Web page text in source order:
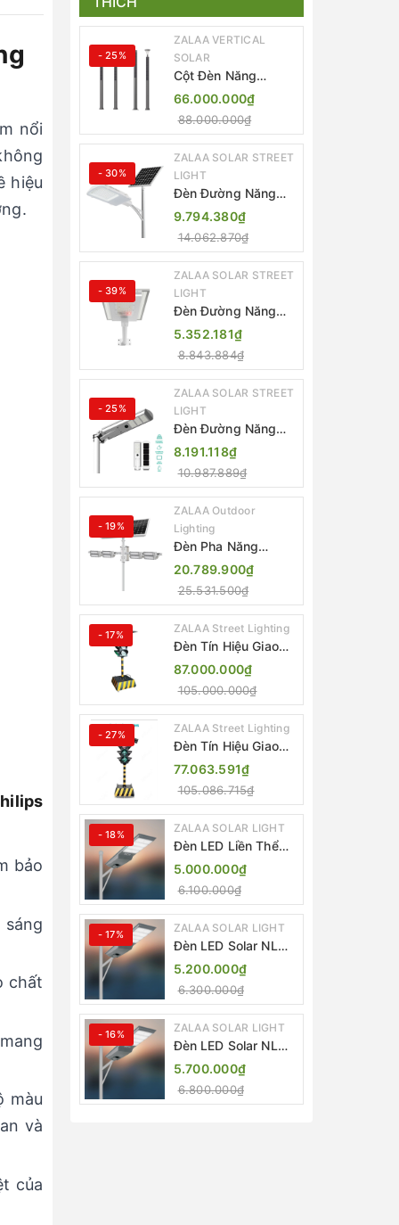
nổi
hiệu
bảo
sáng
chất
màu
và
của
- 25%
ZALAA VERTICAL
SOLAR
Cột Đèn Năng
Lượng Mặt Trời Dọc
Thông Minh ZSR-
YYDS-360 | ZALAA
Jsc
66.000.000₫
88.000.000₫
- 30%
ZALAA SOLAR STREET
LIGHT
Đèn Đường Năng
Lượng Mặt Trời
Thông Minh Điều
Khiển MPPT ZL-
GMX01 ZALAA
9.794.380₫
14.062.870₫
- 39%
ZALAA SOLAR STREET
LIGHT
Đèn Đường Năng
Lượng Mặt Trời
Nhôm Đúc ZALAA
ZL-BWH Cao Cấp
IP65
5.352.181₫
8.843.884₫
- 25%
ZALAA SOLAR STREET
LIGHT
Đèn Đường Năng
Lượng Mặt Trời Tích
Hợp Camera ZALAA
ZL-BJ04-CCTV
(80W, IP65)
8.191.118₫
10.987.889₫
- 19%
ZALAA Outdoor
Lighting
Đèn Pha Năng
Lượng Mặt Trời Sân
Thể Thao ZALAA
Jsc Chống Nước
IP65 Cao Cấp
20.789.900₫
25.531.500₫
- 17% ZALAA Street Lighting
Đèn Tín Hiệu Giao
Thông Di Động Năng
Lượng Mặt Trời
ZALAA ZL-300A-D
87.000.000₫
105.000.000₫
- 27% ZALAA Street Lighting
Đèn Tín Hiệu Giao
Thông Di Động Năng
Lượng Mặt Trời
ZALAA ZL-409300C
77.063.591₫
105.086.715₫
- 18% ZALAA SOLAR LIGHT
Đèn LED Liền Thể
ZALAA Solar Street
Light ZKC-TG 20W
25W 30W All In One
5.000.000₫
6.100.000₫
- 17% ZALAA SOLAR LIGHT
Đèn LED Solar NLMT
Liền Thể ZKC-TG
20W All in One |
ZALAA Street Light
5.200.000₫
6.300.000₫
- 16% ZALAA SOLAR LIGHT
Đèn LED Solar NLMT
Liền Thể ZKC-TG
25W All in One |
ZALAA Street Light
5.700.000₫
6.800.000₫